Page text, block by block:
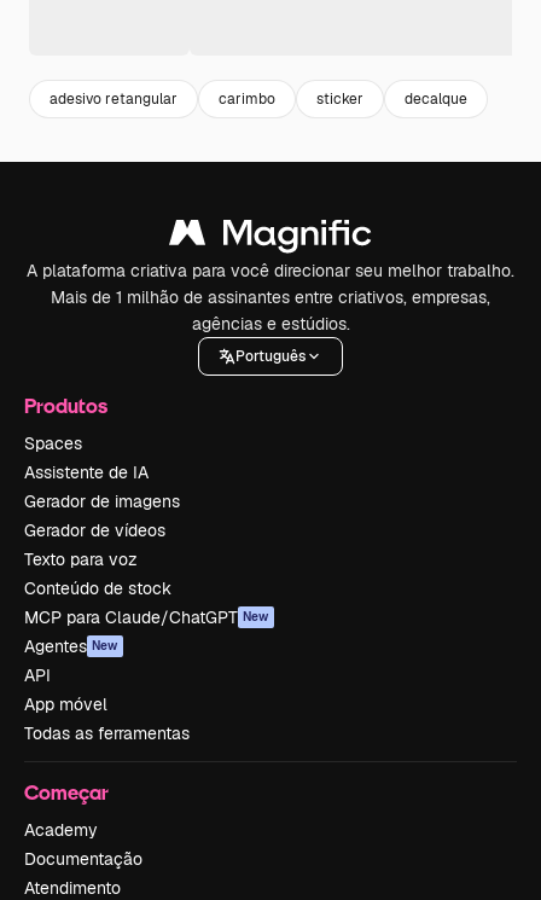
adesivo retangular carimbo sticker decalque
A plataforma criativa para você direcionar seu melhor trabalho.
Mais de 1 milhão de assinantes entre criativos, empresas,
agências e estúdios.
Português
Produtos
Spaces
Assistente de IA
Gerador de imagens
Gerador de vídeos
Texto para voz
Conteúdo de stock
MCP para Claude/ChatGPT New
Agentes New
API
App móvel
Todas as ferramentas
Começar
Academy
Documentação
Atendimento